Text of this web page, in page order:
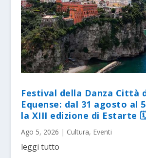
Festival della Danza Città
Equense: dal 31 agosto al
la XIII edizione di Estarte
Ago 5, 2026 | Cultura, Eventi
leggi tutto